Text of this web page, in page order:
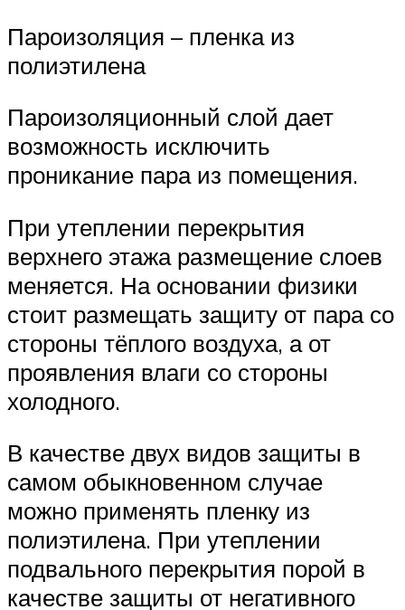
Пароизоляция – пленка из
полиэтилена
Пароизоляционный слой дает
возможность исключить
проникание пара из помещения.
При утеплении перекрытия
верхнего этажа размещение слоев
меняется. На основании физики
стоит размещать защиту от пара со
стороны тёплого воздуха, а от
проявления влаги со стороны
холодного.
В качестве двух видов защиты в
самом обыкновенном случае
можно применять пленку из
полиэтилена. При утеплении
подвального перекрытия порой в
качестве защиты от негативного